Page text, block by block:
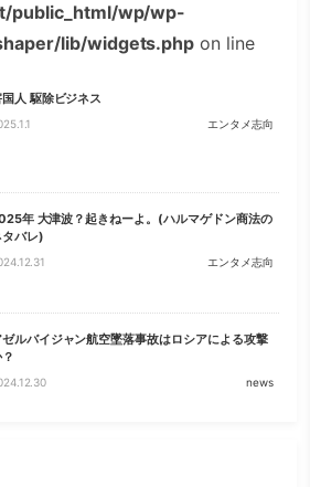
public_html/wp/wp-
lib/widgets.php on line
人 駆除ビジネス
エンタメ志向
年 大津波？起きねーよ。(ハルマゲドン商法の
タバレ)
エンタメ志向
ゼルバイジャン航空墜落事故はロシアによる攻撃
news